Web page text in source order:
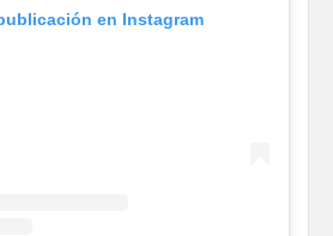
en Instagram